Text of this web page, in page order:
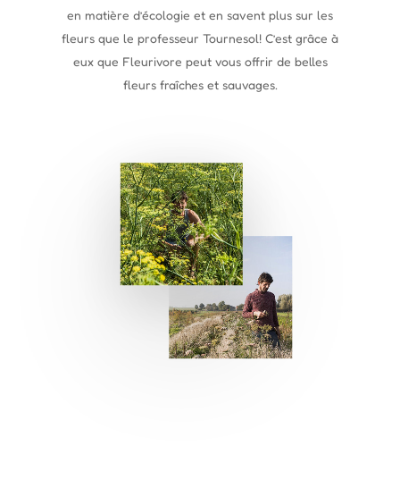
en matière d’écologie et en savent plus sur les
fleurs que le professeur Tournesol! C’est grâce à
eux que Fleurivore peut vous offrir de belles
fleurs fraîches et sauvages.